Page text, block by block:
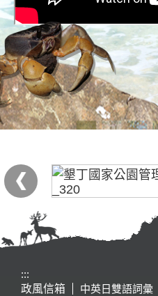
:::
政風信箱
中英日雙語詞彙